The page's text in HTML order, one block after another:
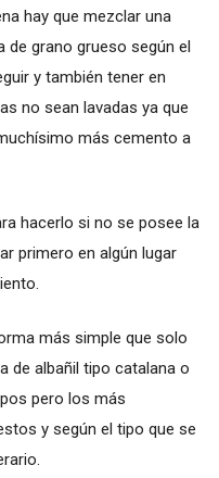
hay que mezclar una
de grano grueso según el
y también tener en
no sean lavadas ya que
más cemento a
hacerlo si no se posee la
primero en algún lugar
más simple que solo
de albañil tipo catalana o
pero los más
y según el tipo que se